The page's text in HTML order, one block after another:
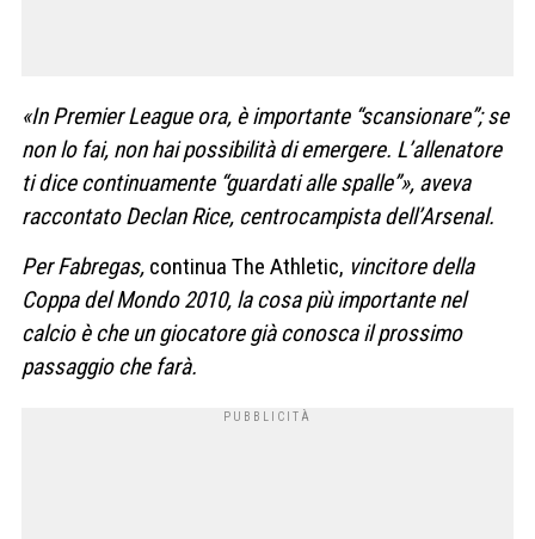
«In Premier League ora, è importante “scansionare”; se
non lo fai, non hai possibilità di emergere. L’allenatore
ti dice continuamente “guardati alle spalle”», aveva
raccontato Declan Rice, centrocampista dell’Arsenal.
Per Fabregas, continua The Athletic, vincitore della
Coppa del Mondo 2010, la cosa più importante nel
calcio è che un giocatore già conosca il prossimo
passaggio che farà.